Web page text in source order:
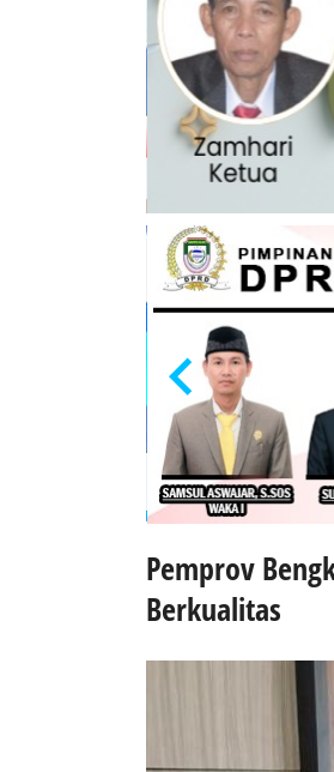
Pemprov
Berkualitas